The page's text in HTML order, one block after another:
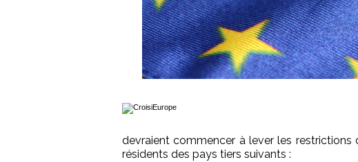
devraient commencer à lever les
résidents des pays tiers suivants :